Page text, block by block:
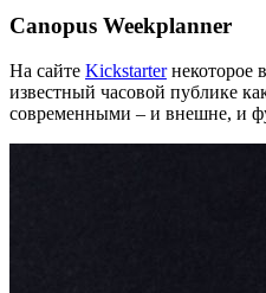
Canopus Weekplanner
На сайте Kickstarterнекоторое
известный часовой публике
современными – и внешне, и